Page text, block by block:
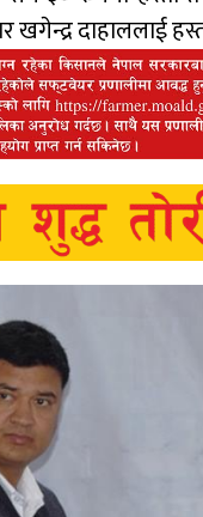
दाहाललाई